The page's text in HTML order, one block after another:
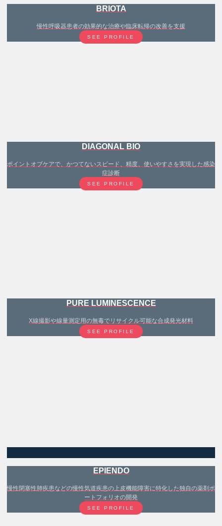
BRIOTA
慢性呼吸器患者の効果的な治療や臨床転帰の改善を支援
SEE PROFILE
DIAGONAL BIO
ポイントオブケアで、かつてないスピード、精度、使いやすさを実現した感染
症診断
SEE PROFILE
PURE LUMINESCENCE
X線撮影や線量測定用の無毒でリサイクル可能な合成発光材料
SEE PROFILE
EPIENDO
慢性閉塞性肺疾患などの慢性気道疾患の上皮機能障害に特化した独自の薬剤ポ
ートフォリオの開発
SEE PROFILE